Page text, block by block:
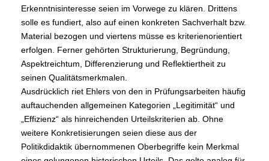
Erkenntnisinteresse seien im Vorwege zu klären. Drittens
solle es fundiert, also auf einen konkreten Sachverhalt bzw.
Material bezogen und viertens müsse es kriterienorientiert
erfolgen. Ferner gehörten Strukturierung, Begründung,
Aspektreichtum, Differenzierung und Reflektiertheit zu
seinen Qualitätsmerkmalen.
Ausdrücklich riet Ehlers von den in Prüfungsarbeiten häufig
auftauchenden allgemeinen Kategorien „Legitimität“ und
„Effizienz“ als hinreichenden Urteilskriterien ab. Ohne
weitere Konkretisierungen seien diese aus der
Politikdidaktik übernommenen Oberbegriffe kein Merkmal